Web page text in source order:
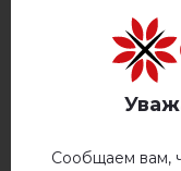
ОТЗЫВЫ О
Немає відгуків про
добавьте
Сообщаем вам,